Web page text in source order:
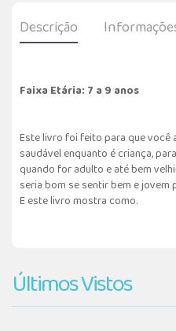
Descrição
Faixa Etária: 7 a 9 anos
Este livro foi feito para que você
saudável enquanto é criança,
quando for adulto e até bem
seria bom se sentir bem e jovem
E este livro mostra como.
Últimos Vistos